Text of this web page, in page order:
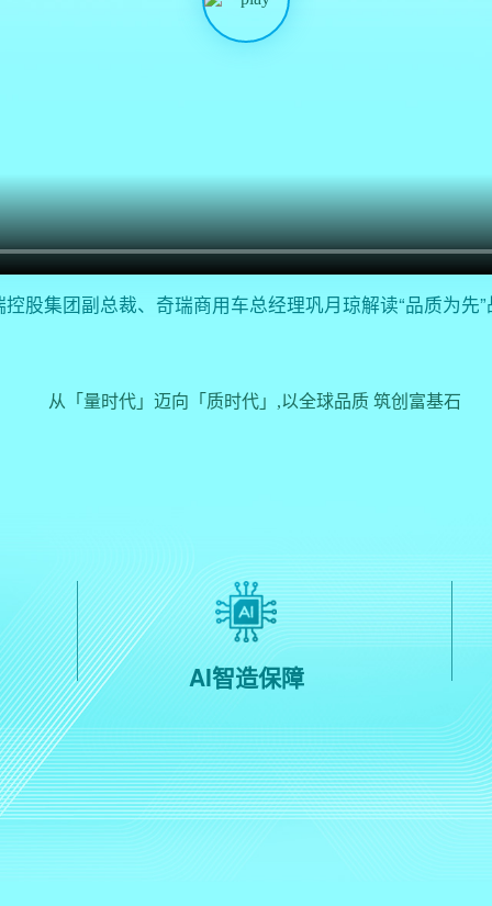
控股集团副总裁、奇瑞商用车总经理巩月琼解读“品质为先”
AI智造保障